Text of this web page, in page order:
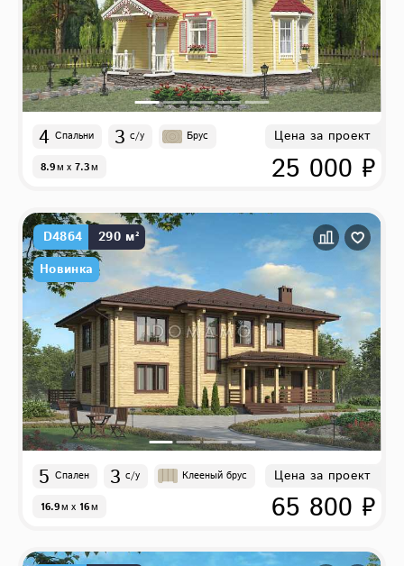
4 Спальни 3 с/у Брус
8.9м x 7.3м
Цена за проект
25 000 ₽
D4864
290 м²
Новинка
5 Спален 3 с/у Клееный брус
16.9м x 16м
Цена за проект
65 800 ₽